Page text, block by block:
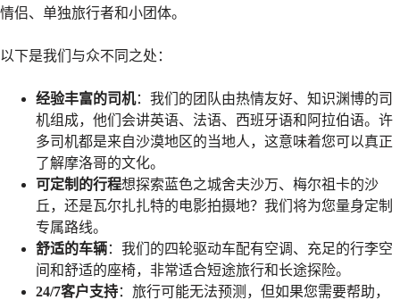
情侣、单独旅行者和小团体。
以下是我们与众不同之处：
经验丰富的司机：我们的团队由热情友好、知识渊博的司
机组成，他们会讲英语、法语、西班牙语和阿拉伯语。许
多司机都是来自沙漠地区的当地人，这意味着您可以真正
了解摩洛哥的文化。
可定制的行程想探索蓝色之城舍夫沙万、梅尔祖卡的沙
丘，还是瓦尔扎扎特的电影拍摄地？我们将为您量身定制
专属路线。
舒适的车辆：我们的四轮驱动车配有空调、充足的行李空
间和舒适的座椅，非常适合短途旅行和长途探险。
24/7客户支持：旅行可能无法预测，但如果您需要帮助，